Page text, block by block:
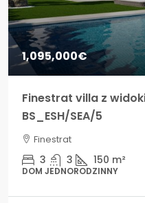
1,095,000€
Finestrat villa z
BS_ESH/SEA/5
Finestrat
3 3 150 m²
DOM JEDNORODZINNY